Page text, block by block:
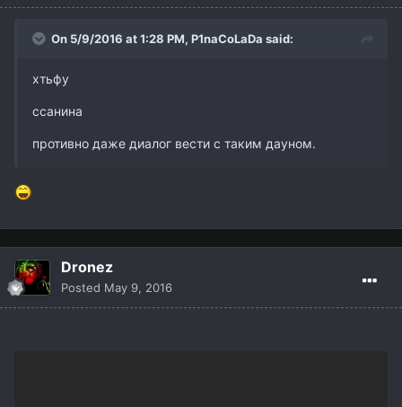
On 5/9/2016 at 1:28 PM, P1naCoLaDa said:
хтьфу
ссанина
противно даже диалог вести с таким дауном.
Dronez
Posted May 9, 2016